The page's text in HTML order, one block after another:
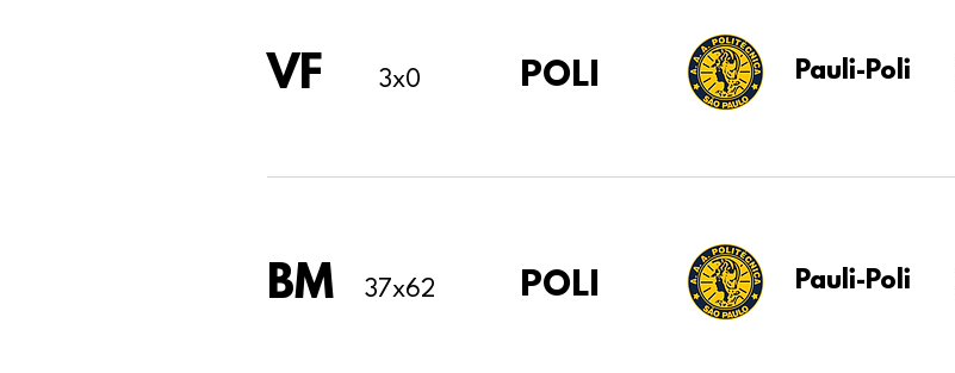
3x0
VF POLI Pauli-Poli
37x62
BM POLI Pauli-Poli